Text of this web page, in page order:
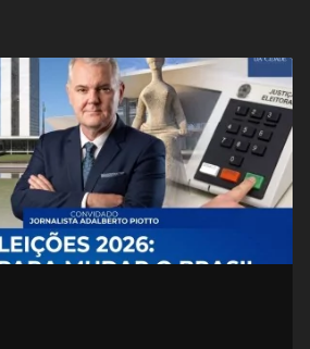
no
Twitter
no
Messenger
no
Telegram
no
Gettr